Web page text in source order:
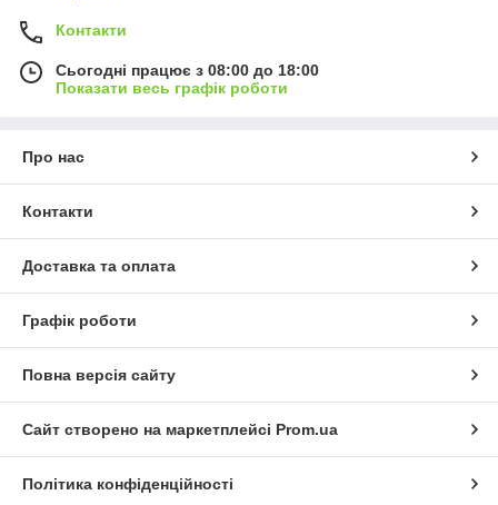
Контакти
Сьогодні працює з 08:00 до 18:00
Показати весь графік роботи
Про нас
Контакти
Доставка та оплата
Графік роботи
Повна версія сайту
Сайт створено на маркетплейсі Prom.ua
Політика конфіденційності